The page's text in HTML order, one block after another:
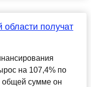
области получат
на 107,4% по
сумме он